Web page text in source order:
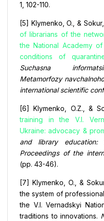
1, 102-110.
[5] Klymenko, O., &
of librarians of the
the National Academy
conditions of
Suchasna
Metamorfozy
international scientific
[6] Klymenko, O.Z., &
training in the V.I.
Ukraine: advocacy &
and library education:
Proceedings of the
(pp. 43-46).
[7] Klymenko, O., &
the system of
the V.I. Vernadskyi
traditions to innovations.